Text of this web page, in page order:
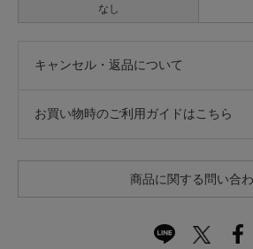
なし
キャンセル・返品について
お買い物時のご利用ガイドはこちら
商品に関する問い合